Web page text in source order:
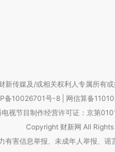
新传媒及/或相关权利人专属所有
备10026701号-8 网信算备
电视节目制作经营许可证：京第
Copyright 财新网 All
有害信息举报、未成年人举报